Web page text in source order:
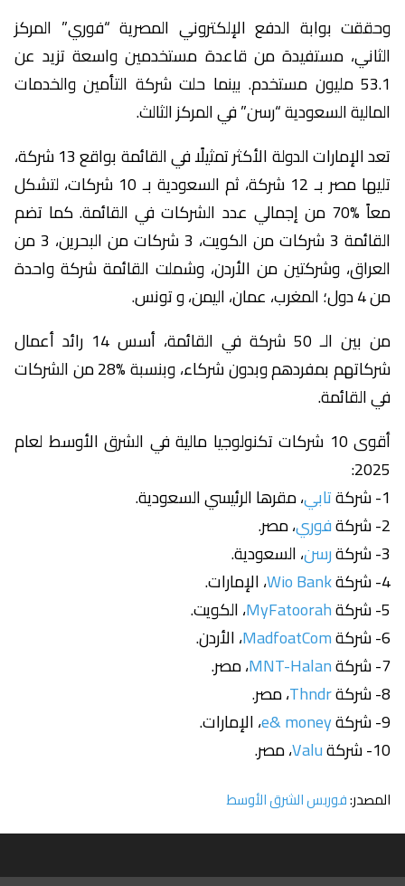
وحققت بوابة الدفع الإلكتروني المصرية “فوري” المركز
الثاني، مستفيدة من قاعدة مستخدمين واسعة تزيد عن
53.1 مليون مستخدم. بينما حلت شركة التأمين والخدمات
المالية السعودية “رسن” في المركز الثالث.
تعد الإمارات الدولة الأكثر تمثيلًا في القائمة بواقع 13 شركة،
تليها مصر بـ 12 شركة، ثم السعودية بـ 10 شركات، لتشكل
معاً %70 من إجمالي عدد الشركات في القائمة. كما تضم
القائمة 3 شركات من الكويت، 3 شركات من البحرين، 3 من
العراق، وشركتين من الأردن، وشملت القائمة شركة واحدة
من 4 دول؛ المغرب، عمان، اليمن، و تونس.
من بين الـ 50 شركة في القائمة، أسس 14 رائد أعمال
شركاتهم بمفردهم وبدون شركاء، وبنسبة %28 من الشركات
في القائمة.
أقوى 10 شركات تكنولوجيا مالية في الشرق الأوسط لعام
2025:
1- شركة
تابي، مقرها الرئيسي السعودية.
2- شركة
فوري، مصر.
3- شركة
رسن، السعودية.
4- شركة
Wio Bank، الإمارات.
5- شركة
MyFatoorah، الكويت.
6- شركة
MadfoatCom، الأردن.
7- شركة
MNT-Halan، مصر.
8- شركة
Thndr، مصر.
9- شركة
e& money، الإمارات.
10- شركة
Valu، مصر.
المصدر:فوربس الشرق الأوسط